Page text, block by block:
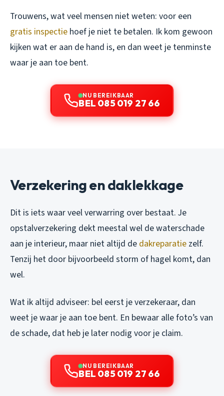
Trouwens, wat veel mensen niet weten: voor een
gratis inspectie hoef je niet te betalen. Ik kom gewoon
kijken wat er aan de hand is, en dan weet je tenminste
waar je aan toe bent.
NU BEREIKBAAR
BEL 085 019 27 66
Verzekering en daklekkage
Dit is iets waar veel verwarring over bestaat. Je
opstalverzekering dekt meestal wel de waterschade
aan je interieur, maar niet altijd de dakreparatie zelf.
Tenzij het door bijvoorbeeld storm of hagel komt, dan
wel.
Wat ik altijd adviseer: bel eerst je verzekeraar, dan
weet je waar je aan toe bent. En bewaar alle foto’s van
de schade, dat heb je later nodig voor je claim.
NU BEREIKBAAR
BEL 085 019 27 66